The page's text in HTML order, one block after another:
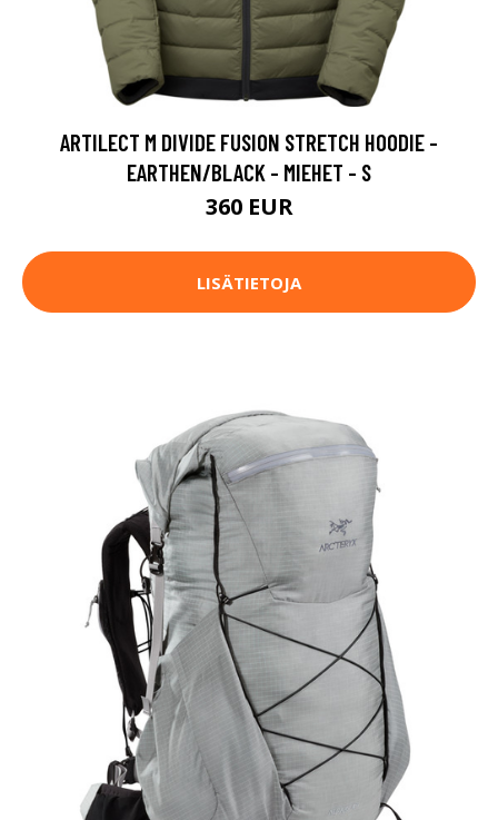
ARTILECT M DIVIDE FUSION STRETCH HOODIE -
EARTHEN/BLACK - MIEHET - S
360 EUR
LISÄTIETOJA